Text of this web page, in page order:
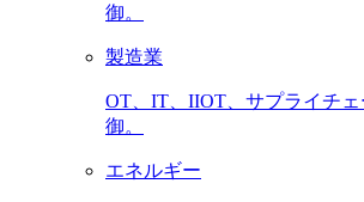
御。
製造業
OT、IT、IIOT、サプライチ
御。
エネルギー